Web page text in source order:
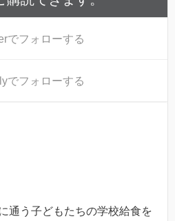
でフォローする
でフォローする
通う子どもたちの学校給食を